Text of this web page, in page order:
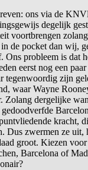
ons via de
degelijk
voortbrengen
de pocket dan wij,
Ons probleem is dat
eerst nog een
tegenwoordig zijn
waar Wayne
Zolang dergelijke
kracht,
Dus zwermen ze uit,
groot. Kiezen
Barcelona of